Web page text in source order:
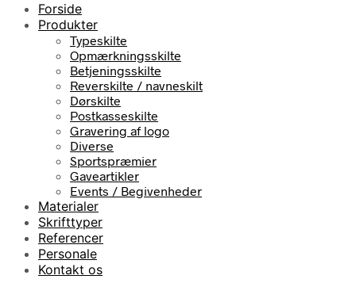
Forside
Produkter
Typeskilte
Opmærkningsskilte
Betjeningsskilte
Reverskilte / navneskilt
Dørskilte
Postkasseskilte
Gravering af logo
Diverse
Sportspræmier
Gaveartikler
Events / Begivenheder
Materialer
Skrifttyper
Referencer
Personale
Kontakt os